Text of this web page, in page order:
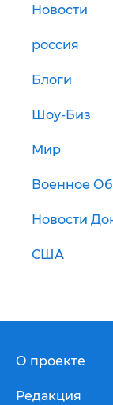
Новости
россия
Блоги
Шоу-Биз
Мир
Военное
Новости
США
О проекте
Редакция